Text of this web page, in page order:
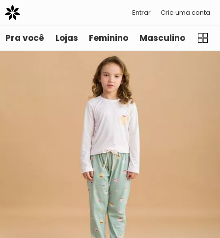
Entrar Crie uma conta
Pra você Lojas Feminino Masculino